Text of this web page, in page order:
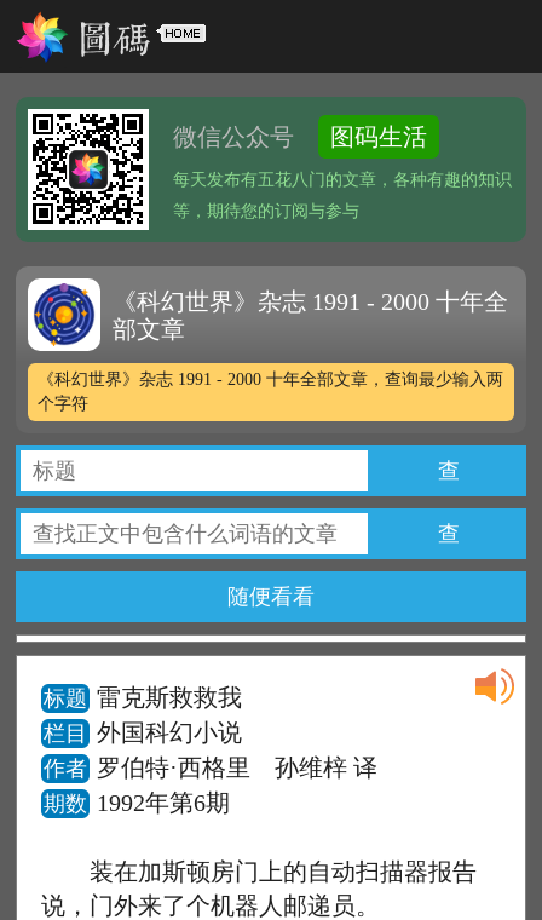
微信公众号 图码生活
每天发布有五花八门的文章，各种有趣的知识
等，期待您的订阅与参与
《科幻世界》杂志 1991 - 2000 十年全
部文章
《科幻世界》杂志 1991 - 2000 十年全部文章，查询最少输入两
个字符
查
查
随便看看
标题 雷克斯救救我
栏目 外国科幻小说
作者 罗伯特·西格里 孙维梓 译
期数 1992年第6期
装在加斯顿房门上的自动扫描器报告
说，门外来了个机器人邮递员。